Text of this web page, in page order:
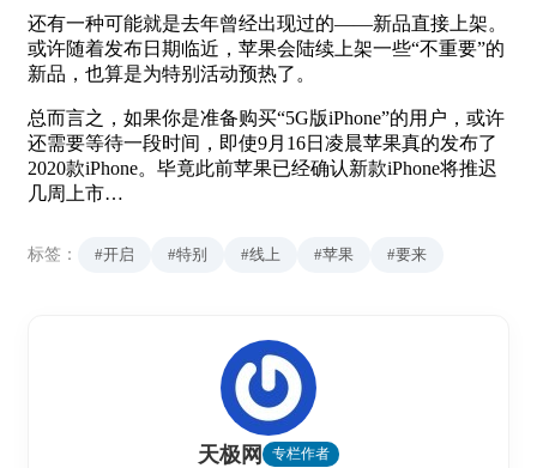
还有一种可能就是去年曾经出现过的——新品直接上架。
或许随着发布日期临近，苹果会陆续上架一些“不重要”的
新品，也算是为特别活动预热了。
总而言之，如果你是准备购买“5G版iPhone”的用户，或许
还需要等待一段时间，即使9月16日凌晨苹果真的发布了
2020款iPhone。毕竟此前苹果已经确认新款iPhone将推迟
几周上市…
标签： #开启 #特别 #线上 #苹果 #要来
天极网 专栏作者